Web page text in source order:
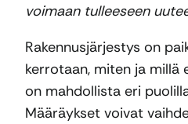
voimaan tulleeseen
Rakennusjärjestys on
kerrotaan, miten ja millä
on mahdollista eri
Määräykset voivat